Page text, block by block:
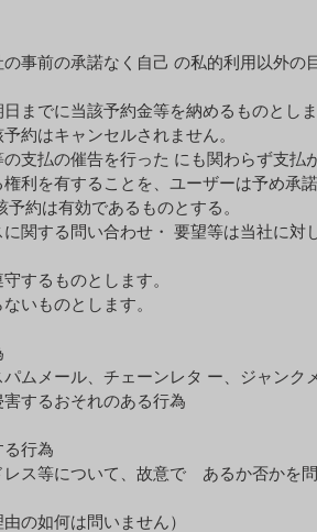
事前の承諾なく⾃⼰ の私的利⽤以外の
までに当該予約⾦等を納めるものとし
約はキャンセルされません。
⽀払の催告を⾏った にも関わらず⽀払
利を有することを、ユーザーは予め承
約は有効であるものとする。
関する問い合わせ・ 要望等は当社に対
するものとします。
いものとします。
メール、チェーンレタ ー、ジャンク
するおそれのある⾏為
⾏為
等について、故意で あるか否かを問
如何は問いません）